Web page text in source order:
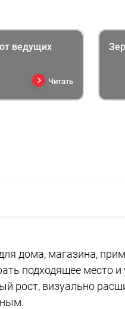
ведущих
Читать
дома, магазина,
подходящее место
рост, визуально